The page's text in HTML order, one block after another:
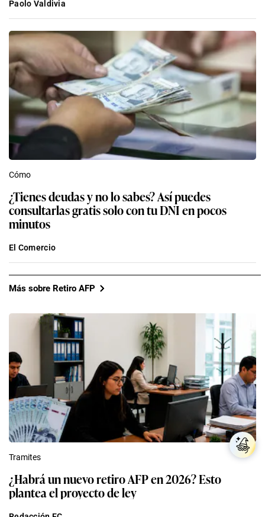
Paolo Valdivia
Cómo
¿Tienes deudas y no lo sabes? Así puedes
consultarlas gratis solo con tu DNI en pocos
minutos
El Comercio
Más sobre Retiro AFP
Tramites
¿Habrá un nuevo retiro AFP en 2026? Esto
plantea el proyecto de ley